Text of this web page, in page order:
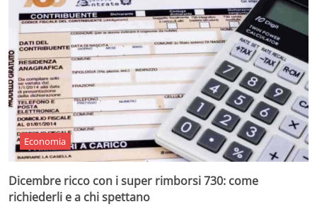
Economia
Dicembre ricco con i super rimborsi 730: come
richiederli e a chi spettano